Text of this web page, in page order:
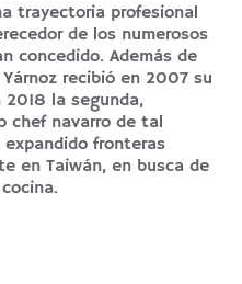
trayectoria profesional
de los numerosos
concedido. Además de
recibió en 2007 su
2018 la segunda,
chef navarro de tal
fronteras
en Taiwán, en busca de